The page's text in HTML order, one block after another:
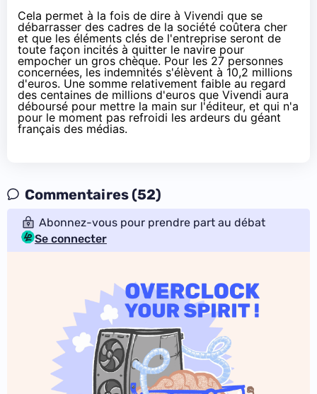
Cela permet à la fois de dire à Vivendi que se
débarrasser des cadres de la société coûtera cher
et que les éléments clés de l'entreprise seront de
toute façon incités à quitter le navire pour
empocher un gros chèque. Pour les 27 personnes
concernées, les indemnités s'élèvent à 10,2 millions
d'euros. Une somme relativement faible au regard
des centaines de millions d'euros que Vivendi aura
déboursé pour mettre la main sur l'éditeur, et qui n'a
pour le moment pas refroidi les ardeurs du géant
français des médias.
Commentaires (52)
Abonnez-vous pour prendre part au débat
Se connecter